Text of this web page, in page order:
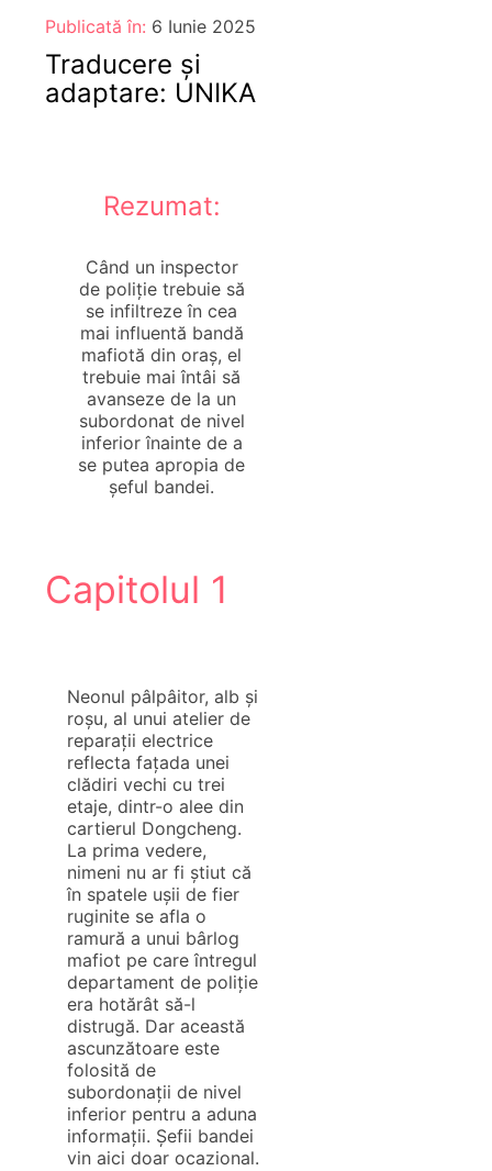
Publicată în: 6 Iunie 2025
Traducere și
adaptare: UNIKA
Rezumat:
Când un inspector
de poliție trebuie să
se infiltreze în cea
mai influentă bandă
mafiotă din oraș, el
trebuie mai întâi să
avanseze de la un
subordonat de nivel
inferior înainte de a
se putea apropia de
șeful bandei.
Capitolul 1
Neonul pâlpâitor, alb și
roșu, al unui atelier de
reparații electrice
reflecta fațada unei
clădiri vechi cu trei
etaje, dintr-o alee din
cartierul Dongcheng.
La prima vedere,
nimeni nu ar fi știut că
în spatele ușii de fier
ruginite se afla o
ramură a unui bârlog
mafiot pe care întregul
departament de poliție
era hotărât să-l
distrugă. Dar această
ascunzătoare este
folosită de
subordonații de nivel
inferior pentru a aduna
informații. Șefii bandei
vin aici doar ocazional.